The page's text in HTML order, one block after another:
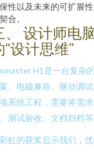
性以及未来的可扩展
合。
、 设计师电
“设计思维”
H1是一台复杂
、电磁兼容、驱动调
系统工程，需要将需
测试验收、文档归档等
虹的获奖启示我们，